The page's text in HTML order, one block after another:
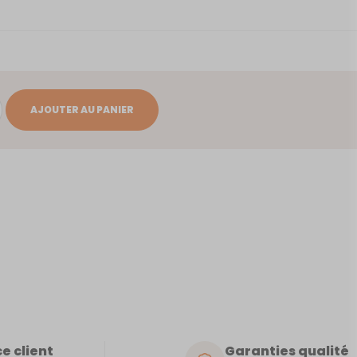
AJOUTER AU PANIER
client Garanties qualité